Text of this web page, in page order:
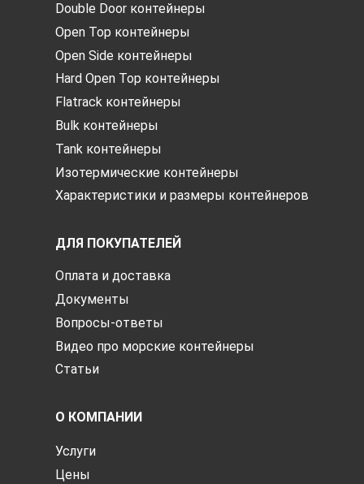
Double Door контейнеры
Open Top контейнеры
Open Side контейнеры
Hard Open Top контейнеры
Flatrack контейнеры
Bulk контейнеры
Tank контейнеры
Изотермические контейнеры
Характеристики и размеры контейнеров
ДЛЯ ПОКУПАТЕЛЕЙ
Оплата и доставка
Документы
Вопросы-ответы
Видео про морские контейнеры
Статьи
О КОМПАНИИ
Услуги
Цены